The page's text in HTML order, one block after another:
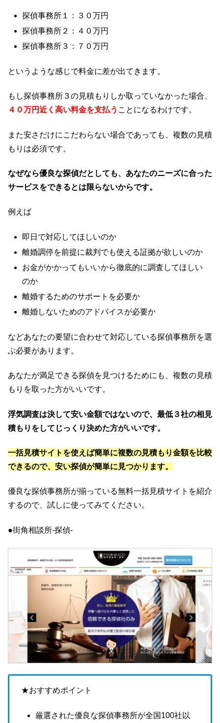
探偵事務所１：３０万円
探偵事務所２：４０万円
探偵事務所３：７０万円
というような感じで料金に差が出てきます。
もし探偵事務所３の見積もりしか取っていなかった場合、
４０万円近く高い料金を支払う ことになるわけです。
また安さだけにこだわらない場合であっても、複数の見積
もりは必須です。
なぜなら優良な探偵だとしても、あなたのニーズに合った
サービスをできるとは限らないからです。
例えば
即日で対応してほしいのか
離婚調停を前提に裁判でも使える証拠が欲しいのか
お金がかかってもいいから徹底的に調査してほしい
のか
離婚するためのサポートを必要か
離婚しないためのアドバイスが必要か
などあなたの要望に合わせて対応している探偵事務所を選
ぶ必要があります。
あなたが満足できる探偵を見つけるためにも、複数の見積
もりを取った方がいいです。
浮気調査は決して安い金額ではないので、最低３社の相見
積もりをしてじっくり決めた方がいいです。
一括見積サイトを使えば簡単に複数の見積もり金額を比較
できるので、安い探偵が簡単に見つかります。
優良な探偵事務所が揃っている無料一括見積サイトを紹介
するので、試しに使ってみてください。
●街角相談所-探偵-
★おすすめポイント
厳選された優良な探偵事務所が全国100社以